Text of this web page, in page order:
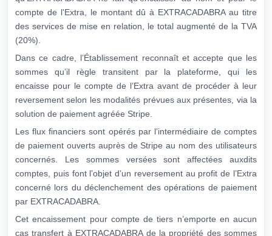
compte de l'Extra, le montant dû à EXTRACADABRA au titre
des services de mise en relation, le total augmenté de la TVA
(20%).
Dans ce cadre, l’Établissement reconnaît et accepte que les
sommes qu’il règle transitent par la plateforme, qui les
encaisse pour le compte de l’Extra avant de procéder à leur
reversement selon les modalités prévues aux présentes, via la
solution de paiement agréée Stripe.
Les flux financiers sont opérés par l’intermédiaire de comptes
de paiement ouverts auprès de Stripe au nom des utilisateurs
concernés. Les sommes versées sont affectées auxdits
comptes, puis font l’objet d’un reversement au profit de l’Extra
concerné lors du déclenchement des opérations de paiement
par EXTRACADABRA.
Cet encaissement pour compte de tiers n’emporte en aucun
cas transfert à EXTRACADABRA de la propriété des sommes